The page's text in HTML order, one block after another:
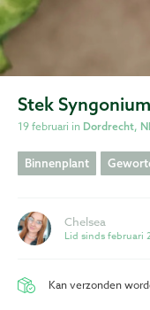
Stek Syngonium
19 februari in Dordrecht,
Binnenplant
Chelsea
Lid sinds februari
Kan verzonden